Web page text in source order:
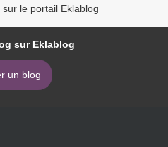
le portail Eklablog
sur Eklablog
un blog